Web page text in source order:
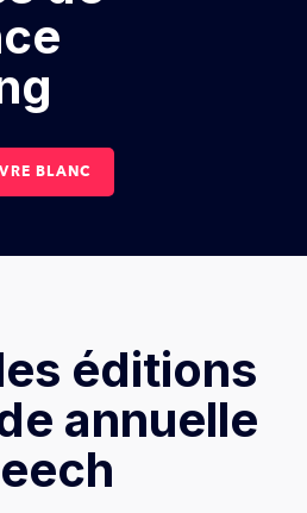
BLANC
éditions
annuelle